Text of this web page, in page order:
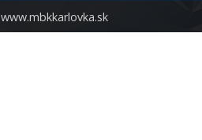
www.mbkkarlovka.sk